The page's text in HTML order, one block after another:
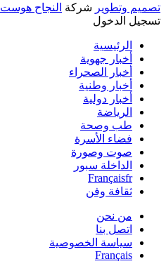
تصميم وتطوير شركة النجاح هوست
تسجيل الدخول
الرئيسية
أخبار جهوية
أخبار الصحراء
أخبار وطنية
أخبار دولية
الرياضة
طب وصحة
فضاء الأسرة
صوت وصورة
الداخلة سبور
Françaisfr
ثقافة وفن
من نحن
اتصل بنا
سياسة الخصوصية
Français